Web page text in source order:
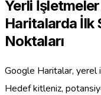
Yerli
Haritalarda İlk
Noktaları
Google Haritalar, yerel
Hedef kitleniz,